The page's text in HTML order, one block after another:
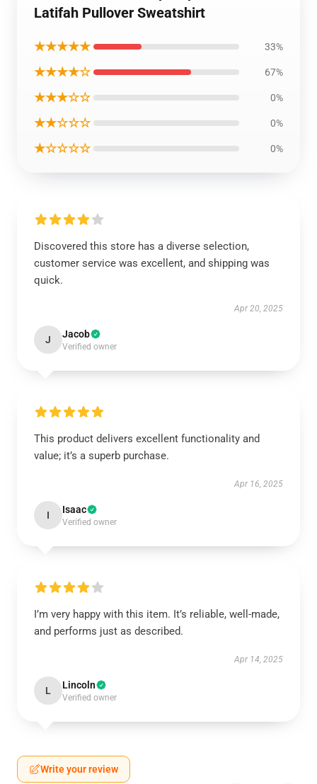
Latifah Pullover Sweatshirt
★★★★★ 33%
★★★★☆ 67%
★★★☆☆ 0%
★★☆☆☆ 0%
★☆☆☆☆ 0%
Discovered this store has a diverse selection,
customer service was excellent, and shipping was
quick.
Apr 20, 2025
J Jacob
Verified owner
This product delivers excellent functionality and
value; it’s a superb purchase.
Apr 16, 2025
I Isaac
Verified owner
I’m very happy with this item. It’s reliable, well-made,
and performs just as described.
Apr 14, 2025
L Lincoln
Verified owner
Write your review